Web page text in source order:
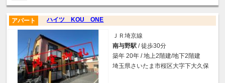
ハイツ KOU ONE
アパート
ＪＲ埼京線
南与野駅 / 徒歩30分
築年 20年 / 地上2階建/地下2階建
埼玉県さいたま市桜区大字下大久保